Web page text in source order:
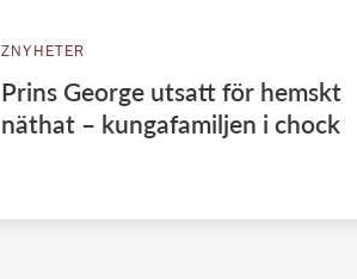
ZNYHETER
Prins George utsatt för hemskt
näthat – kungafamiljen i chock